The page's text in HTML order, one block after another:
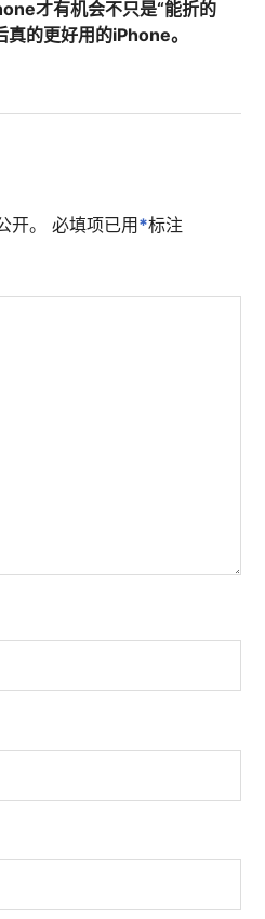
才有机会不只是“能折的
的更好用的iPhone。
。 必填项已用*标注